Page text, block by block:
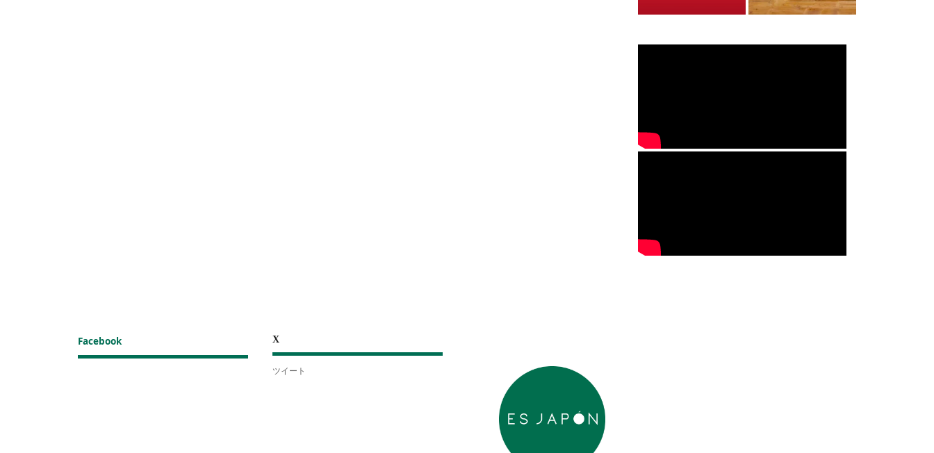
Facebook X
ツイート